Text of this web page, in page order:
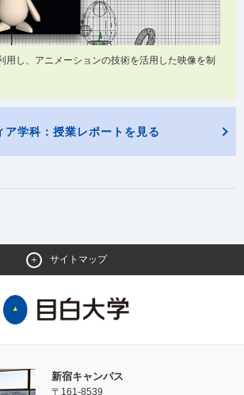
用し、アニメーションの技術を活用した映像を制
ア学科：授業レポートを見る
サイトマップ
新宿キャンパス
〒161-8539